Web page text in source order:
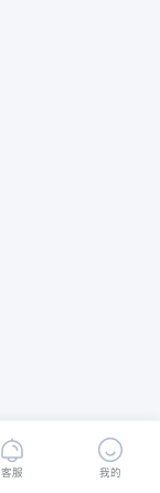
客服 我的